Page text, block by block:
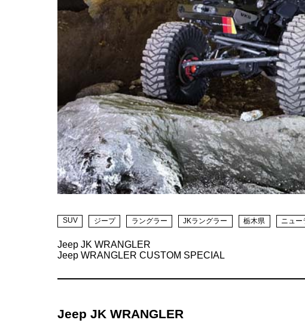
SUV ジープ ラングラー JKラングラー 栃木県 ニュー
Jeep JK WRANGLER
Jeep WRANGLER CUSTOM SPECIAL
Jeep JK WRANGLER